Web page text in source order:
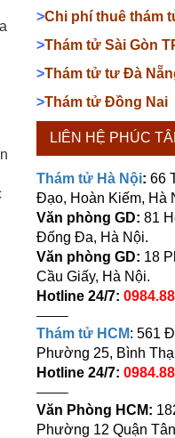
>Chi phí thuê thám
>Thám tử Sài Gòn
>Thám tử tư Đà
>Thám tử Đồng Nai
LIÊN HỆ PHÚC
Thám tử Hà Nội: 66
Đạo, Hoàn Kiếm, Hà
Văn phòng GD: 81
Đống Đa, Hà Nội.
Văn phòng GD: 18
Cầu Giấy, Hà Nội.
Hotline 24/7:
——–
Thám tử HCM: 561
Phường 25, Bình
Hotline 24/7:
——–
Văn Phòng HCM:
Phường 12 Quận